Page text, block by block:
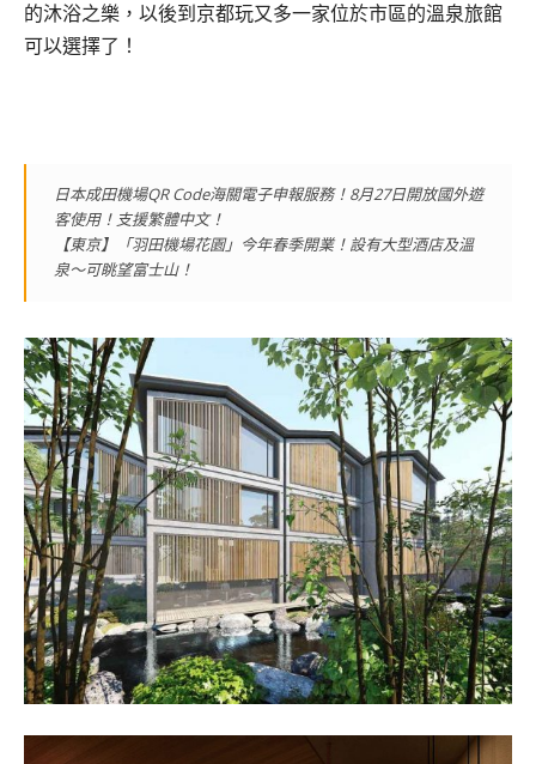
的沐浴之樂，以後到京都玩又多一家位於市區的溫泉旅館
可以選擇了！
日本成田機場QR Code海關電子申報服務！8月27日開放國外遊
客使用！支援繁體中文！
【東京】「羽田機場花園」今年春季開業！設有大型酒店及溫
泉～可眺望富士山！